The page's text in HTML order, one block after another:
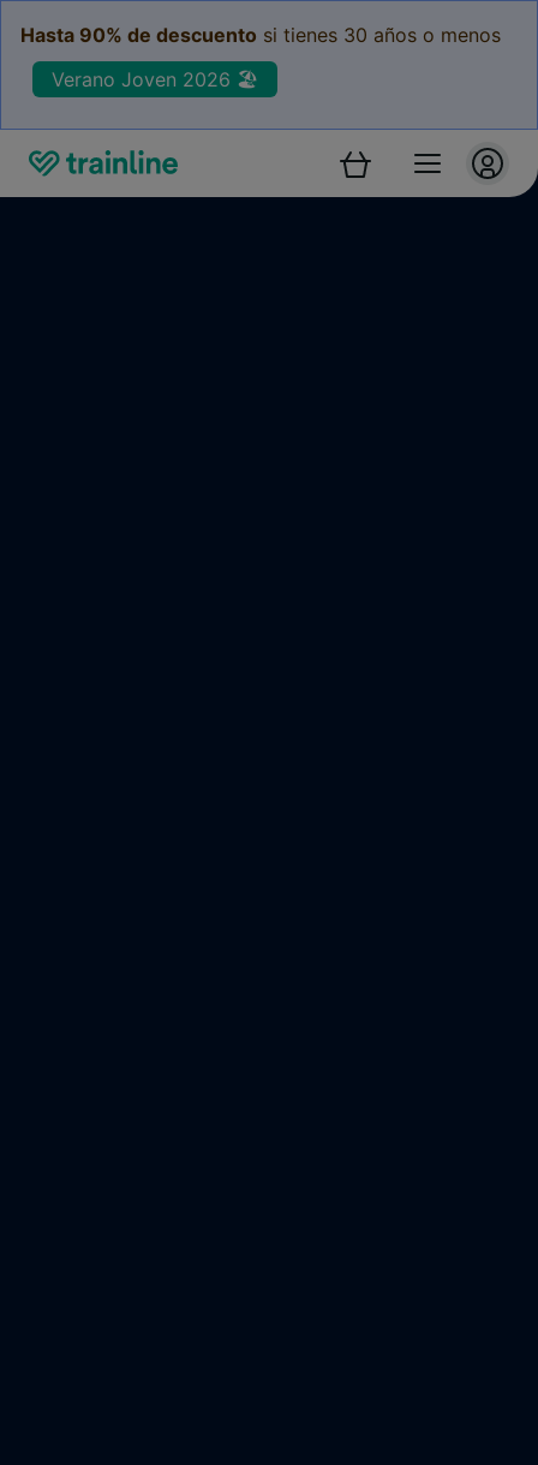
Hasta 90% de descuento si tienes 30 años o menos
Verano Joven 2026 🏖️